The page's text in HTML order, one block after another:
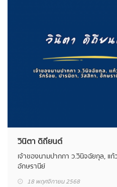
วินิตา ดิถียนต์
เจ้าของนามปากกา ว.วินิจฉัยกุล, แ
อักษรานีย์
18 พฤศจิกายน 2568